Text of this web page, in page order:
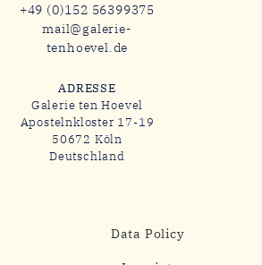
+49 (0)152 56399375
mail@galerie-
tenhoevel.de
ADRESSE
Galerie ten Hoevel
Apostelnkloster 17-19
50672 Köln
Deutschland
Data Policy